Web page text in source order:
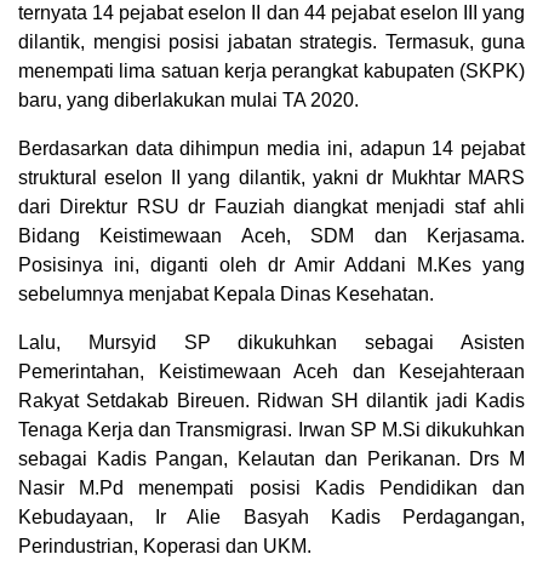
ternyata 14 pejabat eselon II dan 44 pejabat eselon III yang
dilantik, mengisi posisi jabatan strategis. Termasuk, guna
menempati lima satuan kerja perangkat kabupaten (SKPK)
baru, yang diberlakukan mulai TA 2020.
Berdasarkan data dihimpun media ini, adapun 14 pejabat
struktural eselon II yang dilantik, yakni dr Mukhtar MARS
dari Direktur RSU dr Fauziah diangkat menjadi staf ahli
Bidang Keistimewaan Aceh, SDM dan Kerjasama.
Posisinya ini, diganti oleh dr Amir Addani M.Kes yang
sebelumnya menjabat Kepala Dinas Kesehatan.
Lalu, Mursyid SP dikukuhkan sebagai Asisten
Pemerintahan, Keistimewaan Aceh dan Kesejahteraan
Rakyat Setdakab Bireuen. Ridwan SH dilantik jadi Kadis
Tenaga Kerja dan Transmigrasi. Irwan SP M.Si dikukuhkan
sebagai Kadis Pangan, Kelautan dan Perikanan. Drs M
Nasir M.Pd menempati posisi Kadis Pendidikan dan
Kebudayaan, Ir Alie Basyah Kadis Perdagangan,
Perindustrian, Koperasi dan UKM.